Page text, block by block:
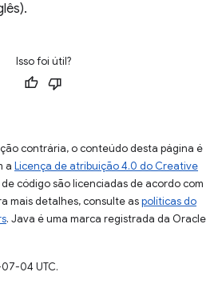
Isso foi útil?
contrária, o conteúdo desta página é
a Licença de atribuição 4.0 do Creative
de código são licenciadas de acordo com
mais detalhes, consulte aspolíticas do
. Java é uma marca registrada da Oracle
04 UTC.